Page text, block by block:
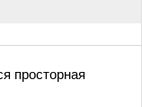
просторная